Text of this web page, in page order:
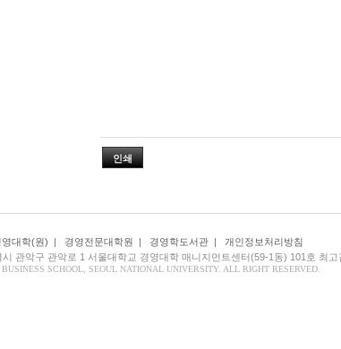
인쇄
영대학(원) | 경영전문대학원 | 경영학도서관 | 개인정보처리방침
시 관악구 관악로 1 서울대학교 경영대학 매니지먼트센터(59-1동) 101호 최고
SCHOOL, SEOUL NATIONAL UNIVERSITY. ALL RIGHT RESERVED.